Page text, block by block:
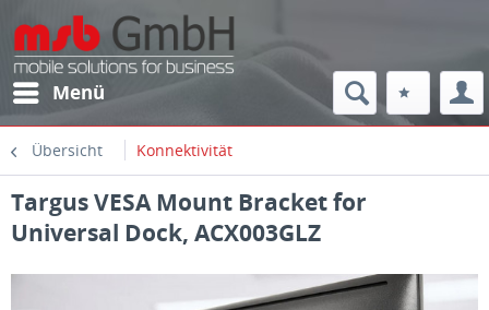
Menü
Übersicht Konnektivität
Targus VESA Mount Bracket for
Universal Dock, ACX003GLZ